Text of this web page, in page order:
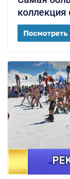
коллекция
Посмотреть